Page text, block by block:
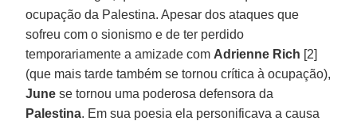
ocupação da Palestina. Apesar dos ataques que
sofreu com o sionismo e de ter perdido
temporariamente a amizade com Adrienne Rich [2]
(que mais tarde também se tornou crítica à ocupação),
June se tornou uma poderosa defensora da
Palestina. Em sua poesia ela personificava a causa